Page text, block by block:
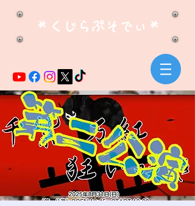
​＊くじらぷそでぃ＊